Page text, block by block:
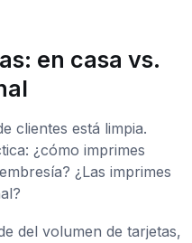
en casa vs.
clientes está limpia.
¿cómo imprimes
¿Las imprimes
del volumen de tarjetas,